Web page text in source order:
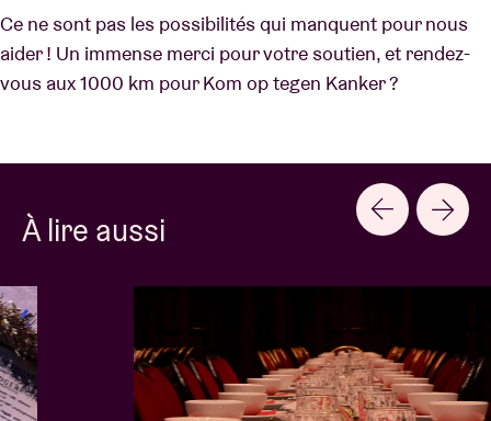
Ce ne sont pas les possibilités qui manquent pour nous
aider ! Un immense merci pour votre soutien, et rendez-
vous aux 1000 km pour Kom op tegen Kanker ?
À lire aussi